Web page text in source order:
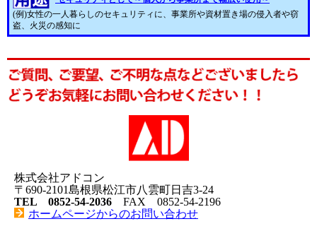
(例)女性の一人暮らしのセキュリティに、事業所や資材置き場の侵入者や窃
盗、火災の感知に
株式会社アドコン
〒690-2101島根県松江市八雲町日吉3-24
TEL 0852-54-2036 FAX 0852-54-2196
ホームページからのお問い合わせ